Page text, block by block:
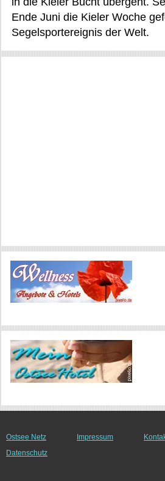
Ende Juni die Kieler Woche
Segelsportereignis der Welt.
Ostsee Netz Impressum
Datenschutz